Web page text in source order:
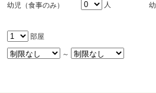
幼児（食事のみ）
人
部屋
～